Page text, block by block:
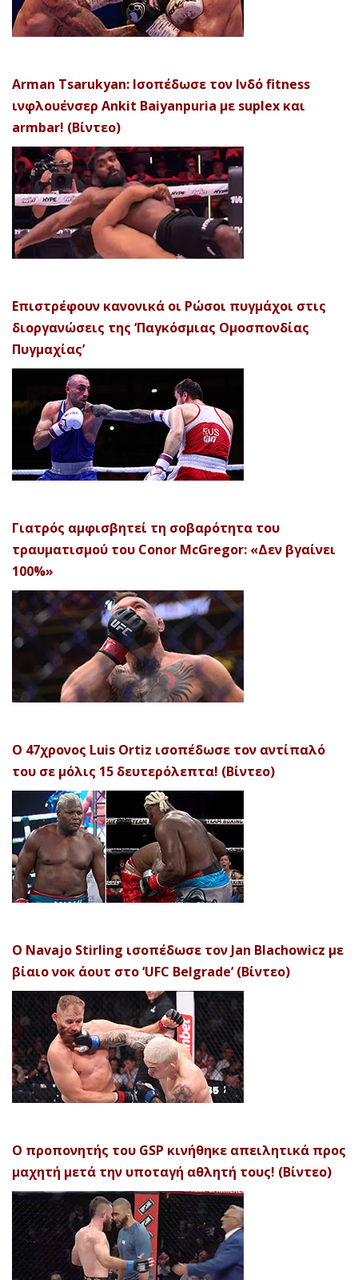
Arman Tsarukyan: Ισοπέδωσε τον Ινδό fitness
ινφλουένσερ Ankit Baiyanpuria με suplex και
armbar! (Βίντεο)
Επιστρέφουν κανονικά οι Ρώσοι πυγμάχοι στις
διοργανώσεις της ‘Παγκόσμιας Ομοσπονδίας
Πυγμαχίας’
Γιατρός αμφισβητεί τη σοβαρότητα του
τραυματισμού του Conor McGregor: «Δεν βγαίνει
100%»
Ο 47χρονος Luis Ortiz ισοπέδωσε τον αντίπαλό
του σε μόλις 15 δευτερόλεπτα! (Βίντεο)
Ο Navajo Stirling ισοπέδωσε τον Jan Blachowicz με
βίαιο νοκ άουτ στο ‘UFC Belgrade’ (Βίντεο)
Ο προπονητής του GSP κινήθηκε απειλητικά προς
μαχητή μετά την υποταγή αθλητή τους! (Βίντεο)